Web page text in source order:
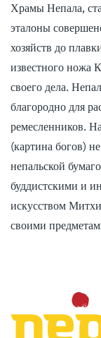
Храмы Непала,
эталоны
хозяйств до
известного ножа
своего дела.
благородно для
ремесленников.
(картина богов)
непальской
буддистскими и
искусством
своими